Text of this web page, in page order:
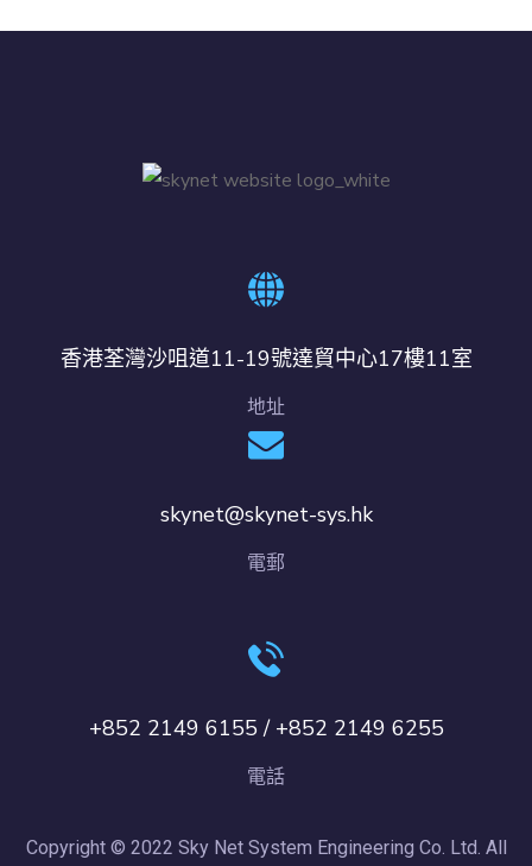
香港荃灣沙咀道11-19號達貿中心17樓11室
地址
skynet@skynet-sys.hk
電郵
+852 2149 6155 / +852 2149 6255
電話
Copyright © 2022 Sky Net System Engineering Co. Ltd. All